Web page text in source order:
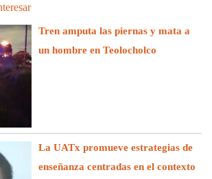
Tren amputa las piernas y mata a
un hombre en Teolocholco
La UATx promueve estrategias de
enseñanza centradas en el contexto